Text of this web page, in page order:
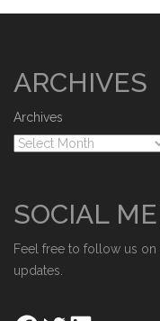
ARCHIVES
Archives
SOCIAL
Feel free to follow us
updates.